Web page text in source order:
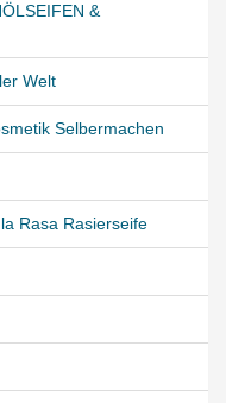
&
Welt
Selbermachen
Rasa Rasierseife